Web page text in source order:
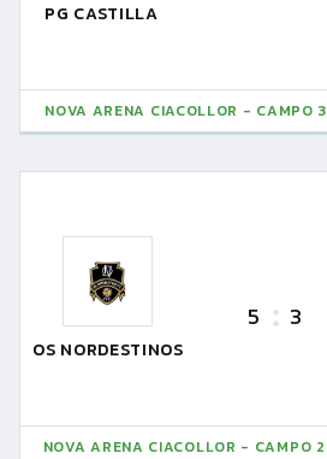
PG CASTILLA
NOVA ARENA CIACOLLOR - CAMPO 3
OS NORDESTINOS
5 3
NOVA ARENA CIACOLLOR - CAMPO 2